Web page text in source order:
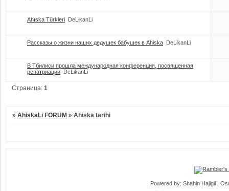
Ahıska Türkleri DeLikanLi
Рассказы о жизни наших дедушек бабушек в Ahiska DeLikanLi
B Тбилиси прошла международная конференция, посвященная
репатриации DeLikanLi
Страница:1
»AhiskaLi FORUM »Ahiska tarihi
Powered by: Shahin Hajigil |